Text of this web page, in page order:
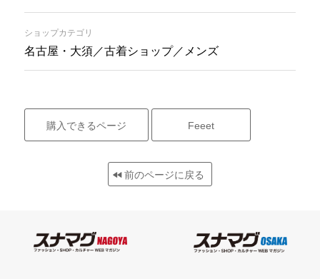
ショップカテゴリ
名古屋・大須／古着ショップ／メンズ
購入できるページ Feeet
前のページに戻る